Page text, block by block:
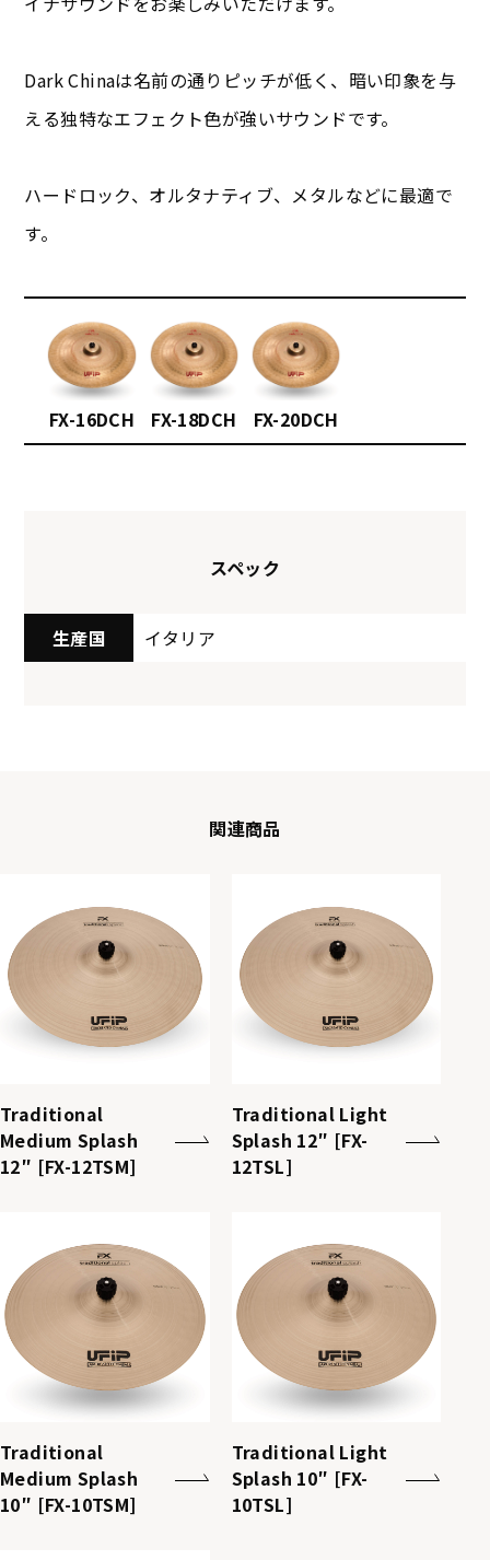
Dark Chinaは名前の通りピッチが低く、暗い印象を与
える独特なエフェクト色が強いサウンドです。
ハードロック、オルタナティブ、メタルなどに最適で
す。
FX-16DCH FX-18DCH FX-20DCH
スペック
生産国 イタリア
関連商品
Traditional
Medium Splash
12″ [FX-12TSM]
Traditional Light
Splash 12″ [FX-
12TSL]
Traditional
Medium Splash
10″ [FX-10TSM]
Traditional Light
Splash 10″ [FX-
10TSL]